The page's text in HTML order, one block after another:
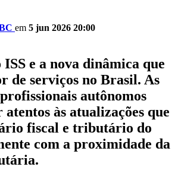
em 5 jun 2026 20:00
e a nova dinâmica que
de serviços no Brasil. As
autônomos
às atualizações que
fiscal e tributário do
com a proximidade da